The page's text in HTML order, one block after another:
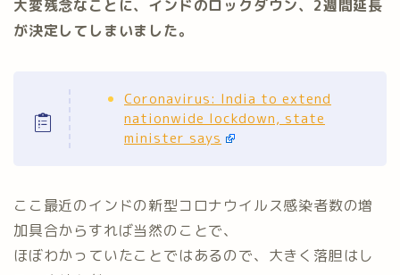
大変残念なことに、インドのロックダウン、2週間延長
が決定してしまいました。
Coronavirus: India to extend
nationwide lockdown, state
minister says
ここ最近のインドの新型コロナウイルス感染者数の増
加具合からすれば当然のことで、
ほぼわかっていたことではあるので、大きく落胆はし